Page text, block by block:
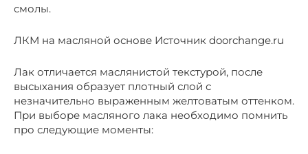
смолы.
ЛКМ на масляной основе Источник doorchange.ru
Лак отличается маслянистой текстурой, после
высыхания образует плотный слой с
незначительно выраженным желтоватым оттенком.
При выборе масляного лака необходимо помнить
про следующие моменты: